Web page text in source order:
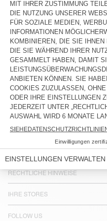
115 €
LAND/REGION :
DEUTSCHLAND
SPRACHE :
BARRIEREFREIHEIT
JOIN US
RECHTLICHE HINWEISE
IHRE STORES
FOLLOW US
NEWSLETTER